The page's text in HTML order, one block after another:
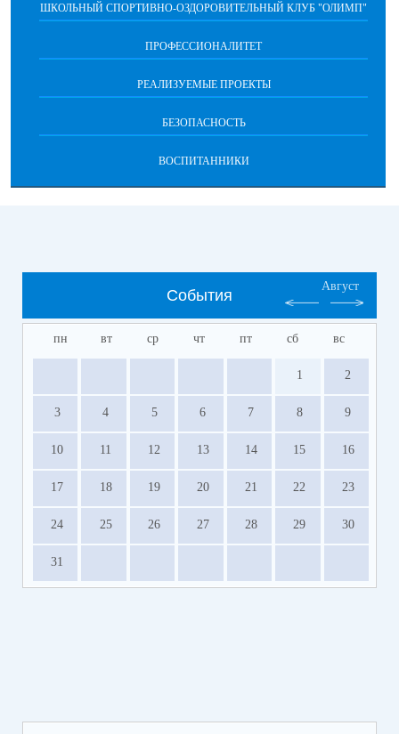
ШКОЛЬНЫЙ СПОРТИВНО-ОЗДОРОВИТЕЛЬНЫЙ КЛУБ "ОЛИМП"
ПРОФЕССИОНАЛИТЕТ
РЕАЛИЗУЕМЫЕ ПРОЕКТЫ
БЕЗОПАСНОСТЬ
ВОСПИТАННИКИ
События
Август
пн вт ср чт пт сб вс
1 2
3 4 5 6 7 8 9
10 11 12 13 14 15 16
17 18 19 20 21 22 23
24 25 26 27 28 29 30
31